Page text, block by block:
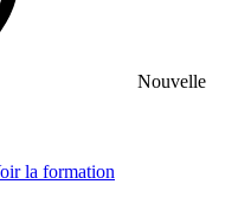
Nouvelle
la formation